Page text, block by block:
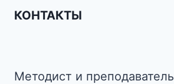
КОНТАКТЫ
Методист и преподаватель